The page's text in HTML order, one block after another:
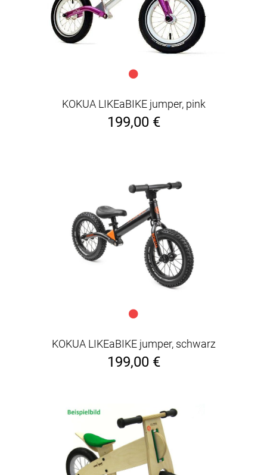
KOKUA LIKEaBIKE jumper, pink
199,00 €
KOKUA LIKEaBIKE jumper, schwarz
199,00 €